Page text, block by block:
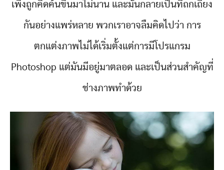
เพิ่งถูกคิดค้นขึ้นมาไม่นาน และมันกลายเป็นที่ถกเถียง
กันอย่างแพร่หลาย พวกเราอาจลืมคิดไปว่า การ
ตกแต่งภาพไม่ได้เริ่มตั้งแต่การมีโปรแกรม
Photoshop แต่มันมีอยู่มาตลอด และเป็นส่วนสำคัญที่
ช่างภาพทำด้วย